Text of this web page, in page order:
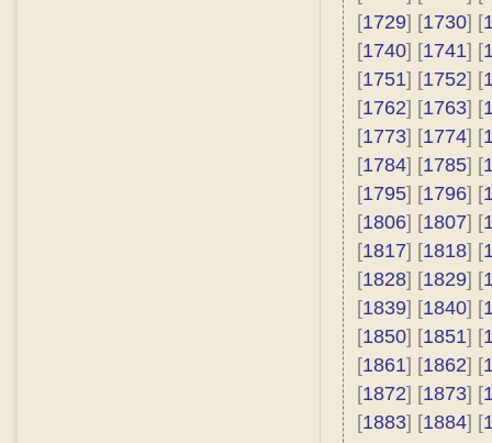
[1729] [1730] [
[1740] [1741] [
[1751] [1752] [
[1762] [1763] [
[1773] [1774] [
[1784] [1785] [
[1795] [1796] [
[1806] [1807] [
[1817] [1818] [
[1828] [1829] [
[1839] [1840] [
[1850] [1851] [
[1861] [1862] [
[1872] [1873] [
[1883] [1884] [